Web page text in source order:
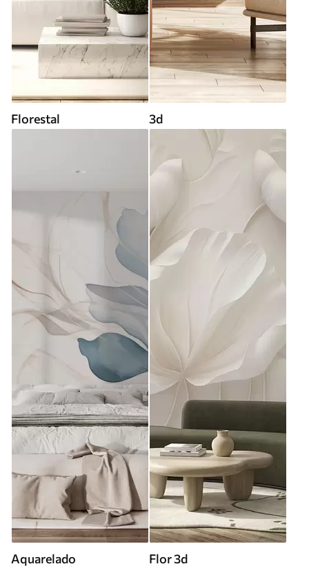
Florestal 3d
Aquarelado Flor 3d